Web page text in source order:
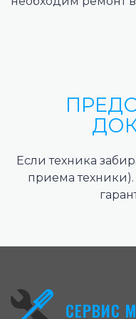
Если техника
приема
СЕРВИС